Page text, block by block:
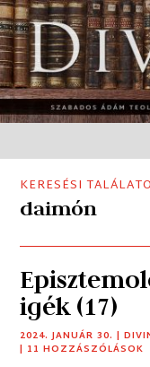
KERESÉSI
daimón
igék (17)
2024. JANUÁR 30. |
| 11 HOZZÁSZÓLÁSOK